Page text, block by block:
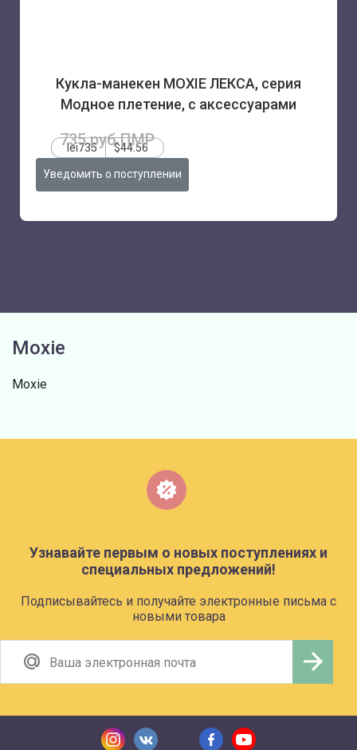
Кукла-манекен MOXIE ЛЕКСА, серия
Модное плетение, с аксессуарами
735 руб.ПМР
lei735 $44.56
Уведомить о поступлении
Moxie
Moxie
Узнавайте первым о новых поступлениях и
специальных предложений!
Подписывайтесь и получайте электронные письма с
новыми товара